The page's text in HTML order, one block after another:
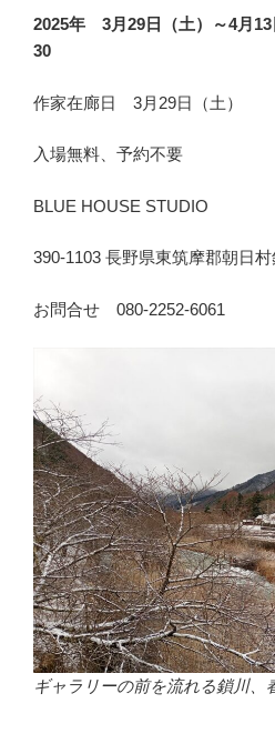
2025年 3月29日（土）～4月
30
作家在廊日 3月29日（土）
入場無料、予約不要
BLUE HOUSE STUDIO
390-1103 長野県東筑摩郡朝日
お問合せ 080-2252-6061
ギャラリーの前を流れる鎖川、